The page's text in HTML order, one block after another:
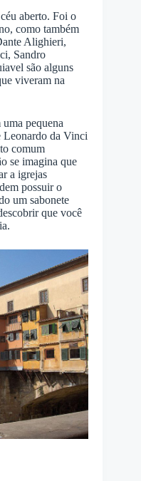
aberto. Foi o
como também
Alighieri,
Sandro
são alguns
viveram na
uma pequena
Leonardo da Vinci
comum
se imagina que
a igrejas
possuir o
um sabonete
que você